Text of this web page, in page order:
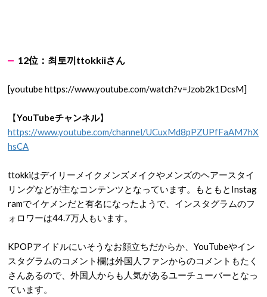
12位： 최토끼ttokkiiさん
[youtube https://www.youtube.com/watch?v=Jzob2k1DcsM]
【YouTubeチャンネル】
https://www.youtube.com/channel/UCuxMd8pPZUPfFaAM7hX
hsCA
ttokkiはデイリーメイクメンズメイクやメンズのヘアースタイ
リングなどが主なコンテンツとなっています。もともとInstag
ramでイケメンだと有名になったようで、インスタグラムのフ
ォロワーは44.7万人もいます。
KPOPアイドルにいそうなお顔立ちだからか、YouTubeやイン
スタグラムのコメント欄は外国人ファンからのコメントもたく
さんあるので、外国人からも人気があるユーチューバーとなっ
ています。